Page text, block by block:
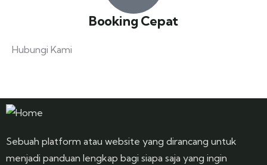
Booking Cepat
Hubungi Kami
Sebuah platform atau website yang dirancang untuk
menjadi panduan lengkap bagi siapa saja yang ingin